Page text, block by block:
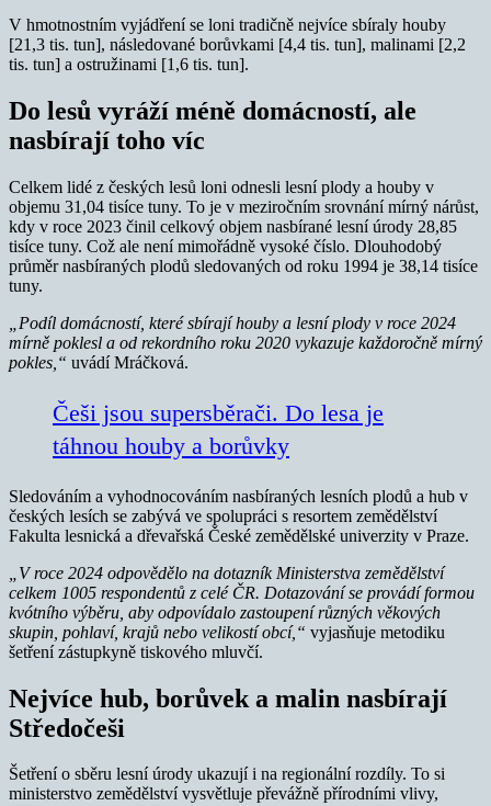
V hmotnostním vyjádření se loni tradičně nejvíce sbíraly houby
[21,3 tis. tun], následované borůvkami [4,4 tis. tun], malinami [2,2
tis. tun] a ostružinami [1,6 tis. tun].
Do lesů vyráží méně domácností, ale
nasbírají toho víc
Celkem lidé z českých lesů loni odnesli lesní plody a houby v
objemu 31,04 tisíce tuny. To je v meziročním srovnání mírný nárůst,
kdy v roce 2023 činil celkový objem nasbírané lesní úrody 28,85
tisíce tuny. Což ale není mimořádně vysoké číslo. Dlouhodobý
průměr nasbíraných plodů sledovaných od roku 1994 je 38,14 tisíce
tuny.
„Podíl domácností, které sbírají houby a lesní plody v roce 2024
mírně poklesl a od rekordního roku 2020 vykazuje každoročně mírný
pokles,“ uvádí Mráčková.
Češi jsou supersběrači. Do lesa je
táhnou houby a borůvky
Sledováním a vyhodnocováním nasbíraných lesních plodů a hub v
českých lesích se zabývá ve spolupráci s resortem zemědělství
Fakulta lesnická a dřevařská České zemědělské univerzity v Praze.
„V roce 2024 odpovědělo na dotazník Ministerstva zemědělství
celkem 1005 respondentů z celé ČR. Dotazování se provádí formou
kvótního výběru, aby odpovídalo zastoupení různých věkových
skupin, pohlaví, krajů nebo velikostí obcí,“ vyjasňuje metodiku
šetření zástupkyně tiskového mluvčí.
Nejvíce hub, borůvek a malin nasbírají
Středočeši
Šetření o sběru lesní úrody ukazují i na regionální rozdíly. To si
ministerstvo zemědělství vysvětluje převážně přírodními vlivy,